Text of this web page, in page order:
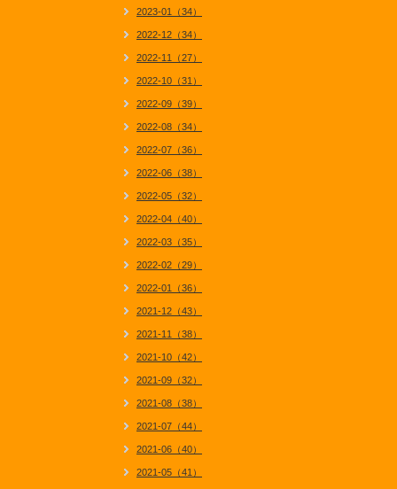
2023-01（34）
2022-12（34）
2022-11（27）
2022-10（31）
2022-09（39）
2022-08（34）
2022-07（36）
2022-06（38）
2022-05（32）
2022-04（40）
2022-03（35）
2022-02（29）
2022-01（36）
2021-12（43）
2021-11（38）
2021-10（42）
2021-09（32）
2021-08（38）
2021-07（44）
2021-06（40）
2021-05（41）